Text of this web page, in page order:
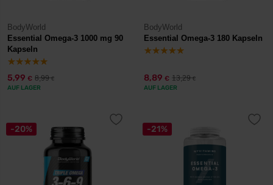
BodyWorld
Essential Omega-3 1000 mg 90
Kapseln
5,99 € 8,99€
AUF LAGER
BodyWorld
Essential Omega-3 180 Kapseln
8,89 € 13,29€
AUF LAGER
-20% -21%